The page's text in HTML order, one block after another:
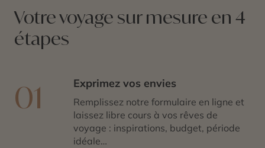
Votre voyage sur mesure en 4
étapes
01 Exprimez vos envies
Remplissez notre formulaire en ligne et
laissez libre cours à vos rêves de
voyage : inspirations, budget, période
idéale…